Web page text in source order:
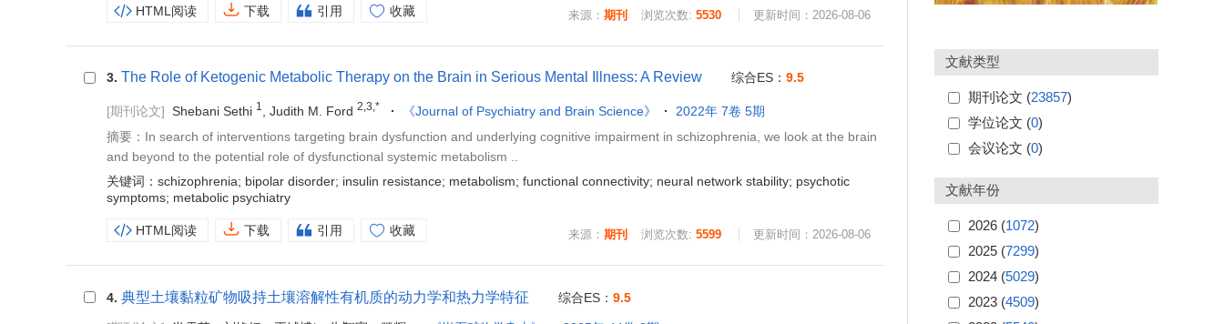
文献类型
期刊论文 (23857)
学位论文 (0)
会议论文 (0)
文献年份
2026 (1072)
2025 (7299)
2024 (5029)
2023 (4509)
来源： 期刊 浏览次数: 5530 更新时间：2026-08-06
HTML阅读 下载 引用 收藏
3. The Role of Ketogenic Metabolic Therapy on the Brain in Serious Mental Illness: A Review 综合ES： 9.5
[期刊论文] Shebani Sethi 1 , Judith M. Ford 2,3,* 《Journal of Psychiatry and Brain Science》
2022年 7卷 5期
摘要：In search of interventions targeting brain dysfunction and underlying cognitive impairment in schizophrenia, we look at the brain
and beyond to the potential role of dysfunctional systemic metabolism ..
关键词：schizophrenia; bipolar disorder; insulin resistance; metabolism; functional connectivity; neural network stability; psychotic
symptoms; metabolic psychiatry
来源： 期刊 浏览次数: 5599 更新时间：2026-08-06
HTML阅读 下载 引用 收藏
4. 典型土壤黏粒矿物吸持土壤溶解性有机质的动力学和热力学特征 综合ES： 9.5